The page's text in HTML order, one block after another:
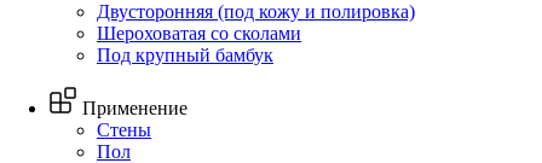
Двусторонняя (под кожу и полировка)
Шероховатая со сколами
Под крупный бамбук
Применение
Стены
Пол